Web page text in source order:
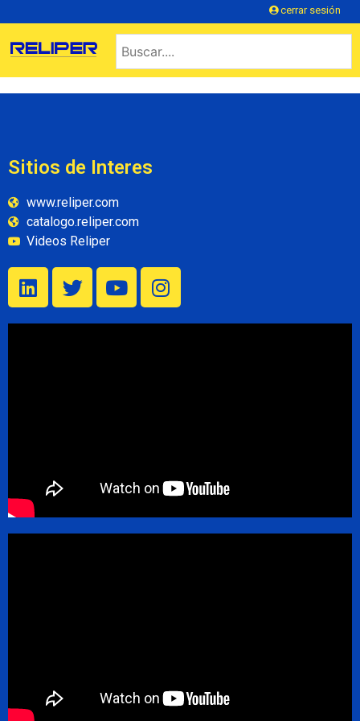
cerrar sesión
Sitios de Interes
www.reliper.com
catalogo.reliper.com
Videos Reliper